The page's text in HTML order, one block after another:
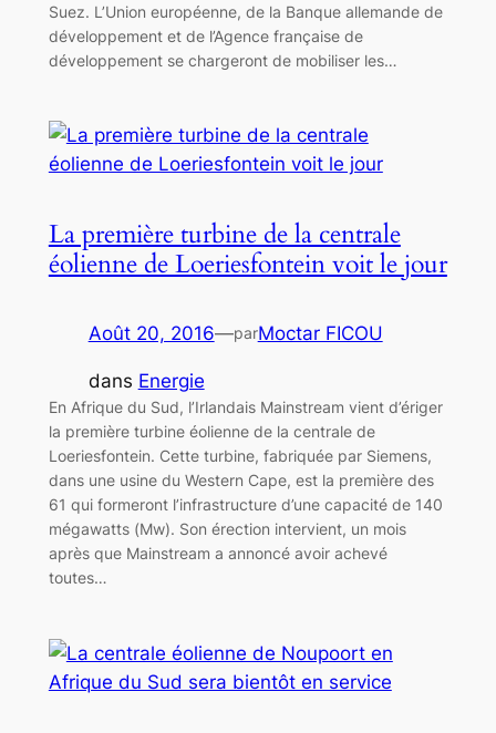
Suez. L’Union européenne, de la Banque allemande de
développement et de l’Agence française de
développement se chargeront de mobiliser les…
La première turbine de la centrale
éolienne de Loeriesfontein voit le jour
Août 20, 2016—parMoctar FICOU
dans Energie
En Afrique du Sud, l’Irlandais Mainstream vient d’ériger
la première turbine éolienne de la centrale de
Loeriesfontein. Cette turbine, fabriquée par Siemens,
dans une usine du Western Cape, est la première des
61 qui formeront l’infrastructure d’une capacité de 140
mégawatts (Mw). Son érection intervient, un mois
après que Mainstream a annoncé avoir achevé
toutes…